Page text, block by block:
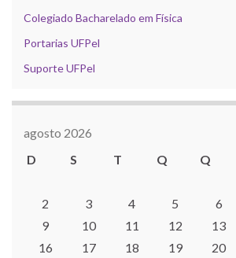
Colegiado Bacharelado em Física
Portarias UFPel
Suporte UFPel
agosto 2026
D
S T Q Q
2
3 4 5 6
9
10 11 12 13
16
17 18 19 20